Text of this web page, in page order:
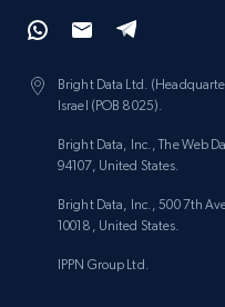
Bright Data Ltd.
Israel (POB 8025).
Bright Data, Inc., The Web
94107, United States.
Bright Data, Inc., 500 7th
10018, United States.
IPPN Group Ltd.